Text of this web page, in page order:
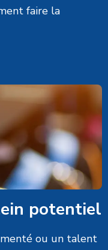
faire la
potentiel
ou un talent